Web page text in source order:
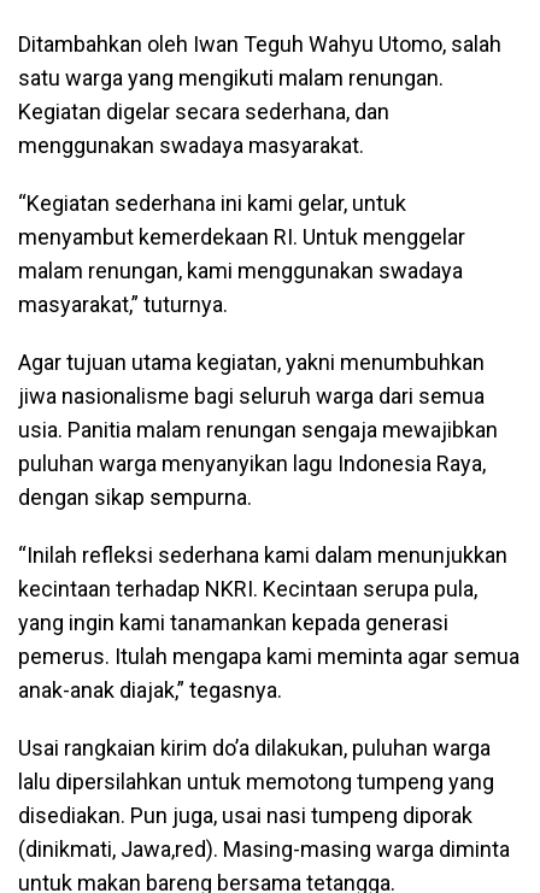
Ditambahkan oleh Iwan Teguh Wahyu Utomo, salah
satu warga yang mengikuti malam renungan.
Kegiatan digelar secara sederhana, dan
menggunakan swadaya masyarakat.
“Kegiatan sederhana ini kami gelar, untuk
menyambut kemerdekaan RI. Untuk menggelar
malam renungan, kami menggunakan swadaya
masyarakat,” tuturnya.
Agar tujuan utama kegiatan, yakni menumbuhkan
jiwa nasionalisme bagi seluruh warga dari semua
usia. Panitia malam renungan sengaja mewajibkan
puluhan warga menyanyikan lagu Indonesia Raya,
dengan sikap sempurna.
“Inilah refleksi sederhana kami dalam menunjukkan
kecintaan terhadap NKRI. Kecintaan serupa pula,
yang ingin kami tanamankan kepada generasi
pemerus. Itulah mengapa kami meminta agar semua
anak-anak diajak,” tegasnya.
Usai rangkaian kirim do’a dilakukan, puluhan warga
lalu dipersilahkan untuk memotong tumpeng yang
disediakan. Pun juga, usai nasi tumpeng diporak
(dinikmati, Jawa,red). Masing-masing warga diminta
untuk makan bareng bersama tetangga.